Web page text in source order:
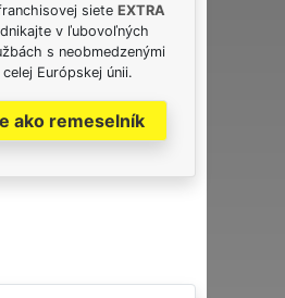
siete EXTRA
v ľubovoľných
s neobmedzenými
Európskej únii.
ako remeselník